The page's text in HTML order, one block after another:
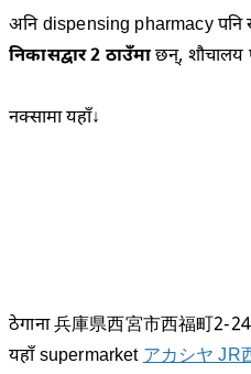
अनि dispensing pharmacy पनि
निकासद्वार2 ठाउँमाछन्, शौचालय
नक्सामा यहाँ↓
ठेगाना 兵庫県西宮市西福町2-
यहाँ supermarketアカシヤ JR